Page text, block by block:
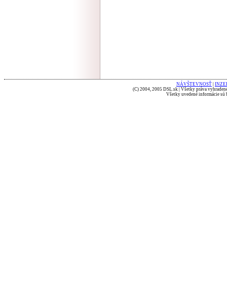
NÁVŠTEVNOSŤ
(C) 2004, 2005 DSL.sk | Všetky práva
Všetky uvedené informácie sú